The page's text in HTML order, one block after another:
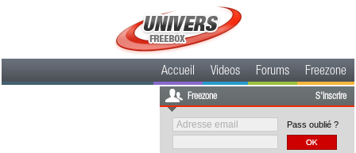
Accueil Videos Forums Freezone
Freezone S'inscrire
Pass oublié ?